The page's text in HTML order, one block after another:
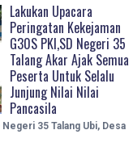
Lakukan Upacara
Peringatan Kekejaman
G30S PKI,SD Negeri 35
Talang Akar Ajak Semua
Peserta Untuk Selalu
Junjung Nilai Nilai
Pancasila
35 Talang Ubi, Desa